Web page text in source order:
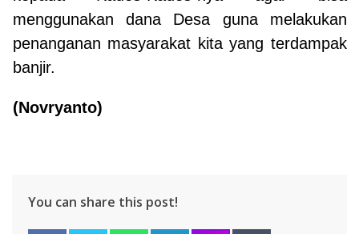
menggunakan dana Desa guna melakukan
penanganan masyarakat kita yang terdampak
banjir.
(Novryanto)
You can share this post!